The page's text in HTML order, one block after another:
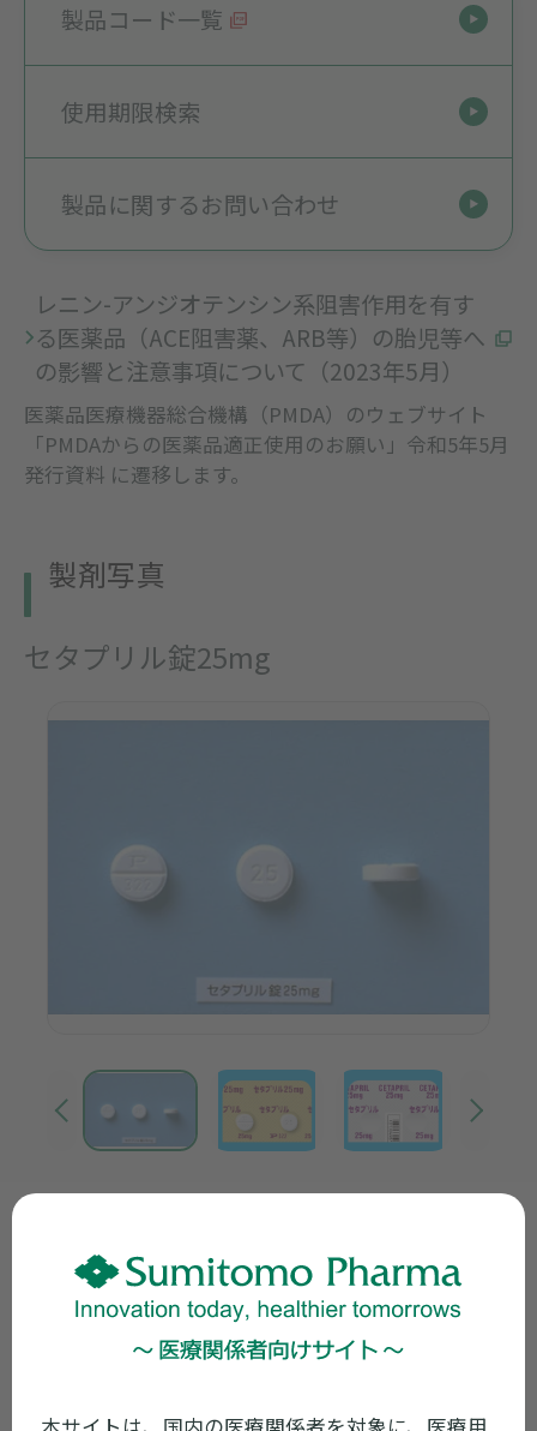
製品コード一覧
使用期限検索
製品に関するお問い合わせ
レニン-アンジオテンシン系阻害作用を有す
る医薬品（ACE阻害薬、ARB等）の胎児等へ
の影響と注意事項について（2023年5月）
医薬品医療機器総合機構（PMDA）のウェブサイト
「PMDAからの医薬品適正使用のお願い」令和5年5月
発行資料 に遷移します。
製剤写真
セタプリル錠25mg
最新のお知らせ